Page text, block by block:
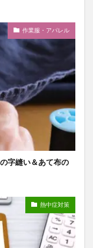
作業服・アパレル
字縫い＆あて布の
熱中症対策